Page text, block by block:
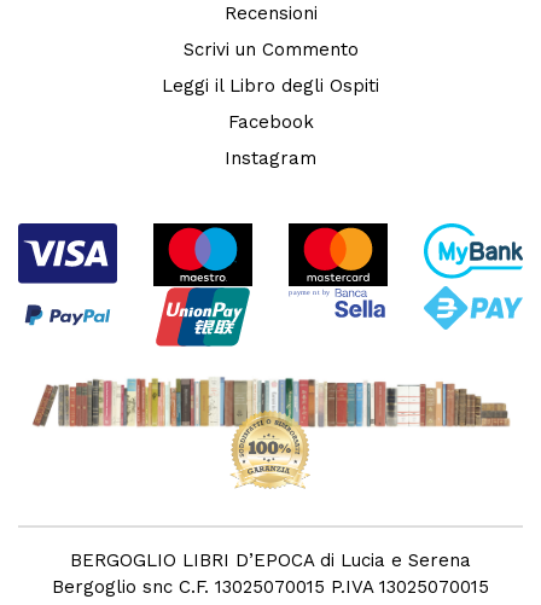
Recensioni
Scrivi un Commento
Leggi il Libro degli Ospiti
Facebook
Instagram
BERGOGLIO LIBRI D’EPOCA di Lucia e Serena
Bergoglio snc C.F. 13025070015 P.IVA 13025070015